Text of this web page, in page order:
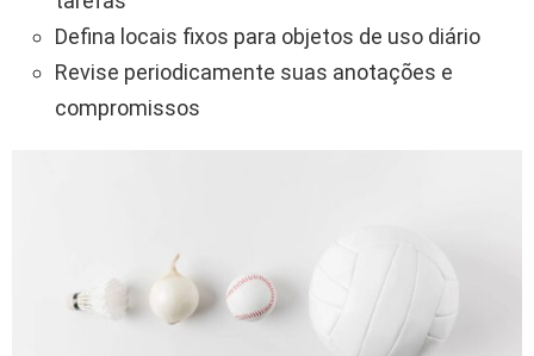
Defina locais fixos para objetos de uso diário
Revise periodicamente suas anotações e
compromissos